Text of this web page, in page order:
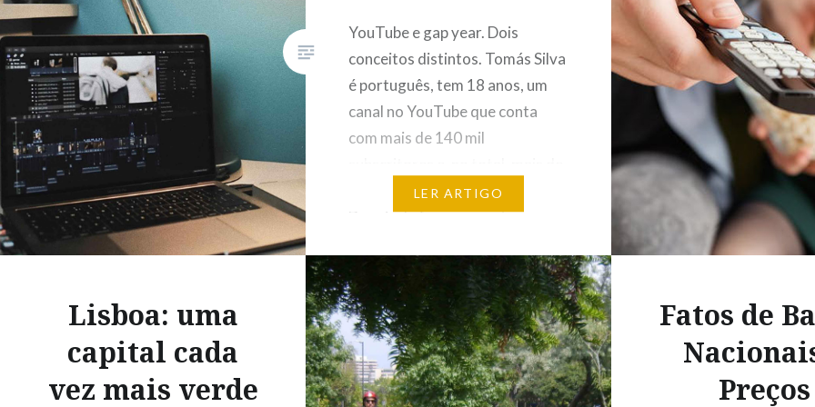
YouTube e gap year. Dois
conceitos distintos. Tomás Silva
é português, tem 18 anos, um
canal no YouTube que conta
com mais de 140 mil
6 milhões de visualizações.
Depois de fazer as contas e
objetivos de vida, decidiu fazer
um gap year. À conversa com
Tomás, o…
LER ARTIGO
Lisboa: uma
capital cada
vez mais verde
Fatos de
Preços